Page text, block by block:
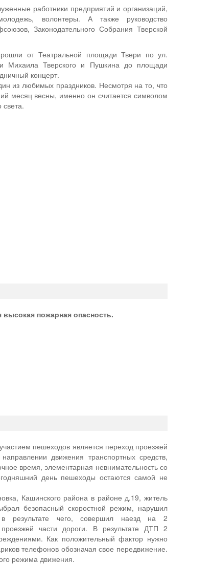
работники предприятий и организаций,
волонтеры. А также руководство
Законодательного Собрания Тверской
от Театральной площади Твери по ул.
Михаила Тверского и Пушкина до площади
концерт.
из любимых праздников. Несмотря на то, что
месяц весны, именно он считается символом
света.
пожарная опасность.
пешеходов является переход проезжей
движения транспортных средств,
время, элементарная невнимательность со
день пешеходы остаются самой не
Кашинского района в районе д.19, житель
безопасный скоростной режим, нарушил
результате чего, совершил наезд на 2
части дороги. В результате ДТП 2
Как положительный фактор нужно
телефонов обозначая свое передвижение.
режима движения.